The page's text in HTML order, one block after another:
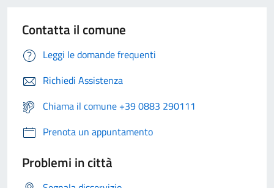
Contatta il comune
Leggi le domande frequenti
Richiedi Assistenza
Chiama il comune +39 0883 290111
Prenota un appuntamento
Problemi in città